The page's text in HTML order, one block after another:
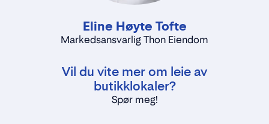
Vil du vite mer om leie av
butikklokaler?
Spør meg!
Eline Høyte Tofte
Markedsansvarlig Thon Eiendom